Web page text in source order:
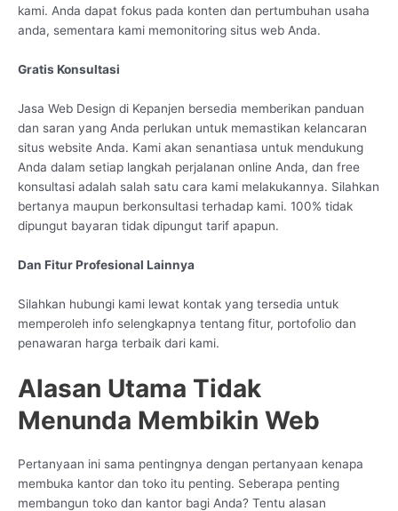
kami. Anda dapat fokus pada konten dan pertumbuhan usaha
anda, sementara kami memonitoring situs web Anda.
Gratis Konsultasi
Jasa Web Design di Kepanjen bersedia memberikan panduan
dan saran yang Anda perlukan untuk memastikan kelancaran
situs website Anda. Kami akan senantiasa untuk mendukung
Anda dalam setiap langkah perjalanan online Anda, dan free
konsultasi adalah salah satu cara kami melakukannya. Silahkan
bertanya maupun berkonsultasi terhadap kami. 100% tidak
dipungut bayaran tidak dipungut tarif apapun.
Dan Fitur Profesional Lainnya
Silahkan hubungi kami lewat kontak yang tersedia untuk
memperoleh info selengkapnya tentang fitur, portofolio dan
penawaran harga terbaik dari kami.
Alasan Utama Tidak
Menunda Membikin Web
Pertanyaan ini sama pentingnya dengan pertanyaan kenapa
membuka kantor dan toko itu penting. Seberapa penting
membangun toko dan kantor bagi Anda? Tentu alasan